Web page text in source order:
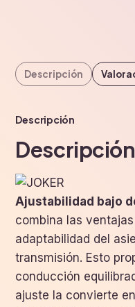
Descripción
Descripción
Descripción
Ajustabilidad bajo
combina las
adaptabilidad del
transmisión. Esto
conducción
ajuste la convierte